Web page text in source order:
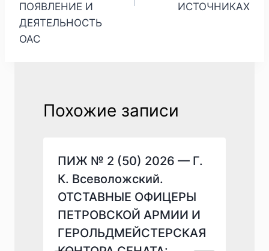
ПОЯВЛЕНИЕ И
ДЕЯТЕЛЬНОСТЬ
ОАС
ИСТОЧНИКАХ
Похожие записи
ПИЖ № 2 (50) 2026 — Г.
К. Всеволожский.
ОТСТАВНЫЕ ОФИЦЕРЫ
ПЕТРОВСКОЙ АРМИИ И
ГЕРОЛЬДМЕЙСТЕРСКАЯ